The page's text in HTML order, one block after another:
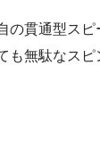
の貫通型ス
も無駄なス